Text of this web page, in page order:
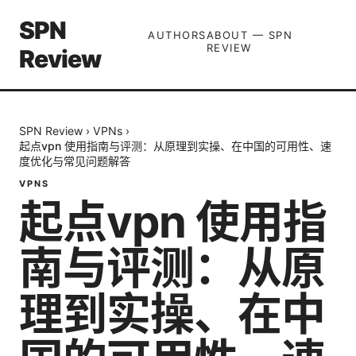
SPN
Review
AUTHORSABOUT — SPN
REVIEW
SPN Review › VPNs ›
起点vpn 使用指南与评测：从原理到实操、在中国的可用性、速
度优化与常见问题解答
VPNS
起点vpn 使用指
南与评测：从原
理到实操、在中